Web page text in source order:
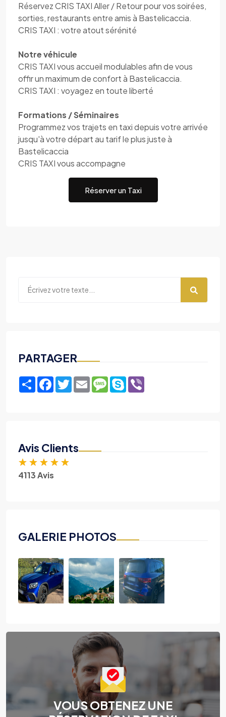
Réservez CRIS TAXI Aller / Retour pour vos soirées,
sorties, restaurants entre amis à Bastelicaccia.
CRIS TAXI : votre atout sérénité
Notre véhicule
CRIS TAXI vous accueil modulables afin de vous
offir un maximum de confort à Bastelicaccia.
CRIS TAXI : voyagez en toute liberté
Formations / Séminaires
Programmez vos trajets en taxi depuis votre arrivée
jusqu'à votre départ au tarif le plus juste à
Bastelicaccia
CRIS TAXI vous accompagne
Réserver un Taxi
PARTAGER
ShareFacebook
TwitterEmailMessage
Skype
Avis Clients
★ ★ ★ ★ ★
4113 Avis
GALERIE PHOTOS
VOUS OBTENEZ UNE